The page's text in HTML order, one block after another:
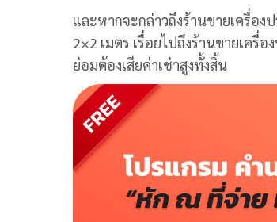
และหากจะกล่าวถึงร้านขายเครื่อ
2×2 เมตร เรื่อยไปถึงร้านขายเค
ย่อมต้องเสียค่าเช่าสูงทั้งสิ้น